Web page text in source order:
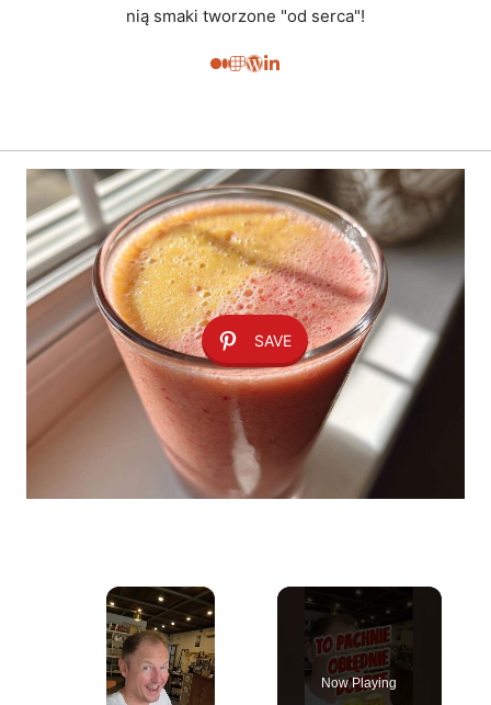
nią smaki tworzone "od serca"!
SAVE
×
Now Playing